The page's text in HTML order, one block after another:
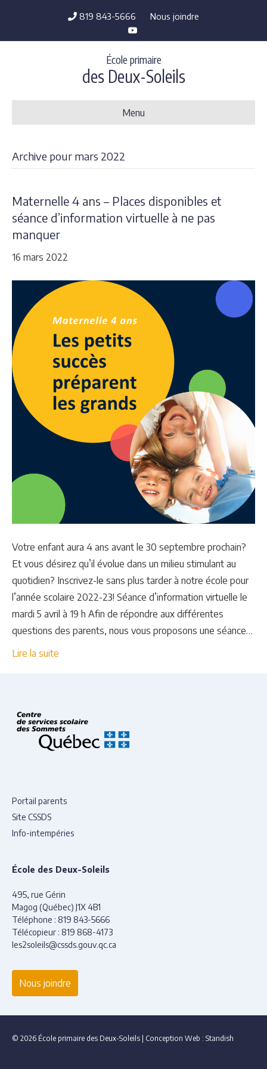
819 843-5666
Nous joindre
Y
o
u
u
e
École primaire
des Deux-Soleils
Menu
Archive pour mars 2022
Maternelle 4 ans – Places disponibles et
séance d’information virtuelle à ne pas
manquer
16 mars 2022
Votre enfant aura 4 ans avant le 30 septembre prochain?
Et vous désirez qu’il évolue dans un milieu stimulant au
quotidien? Inscrivez-le sans plus tarder à notre école pour
l’année scolaire 2022-23! Séance d’information virtuelle le
mardi 5 avril à 19 h Afin de répondre aux différentes
questions des parents, nous vous proposons une séance…
Lire la suite
Portail parents
Site CSSDS
Info-intempéries
École des Deux-Soleils
495, rue Gérin
Magog (Québec) J1X 4B1
Téléphone : 819 843-5666
Télécopieur : 819 868-4173
les2soleils@cssds.gouv.qc.ca
Nous joindre
© 2026 École primaire des Deux-Soleils Conception Web : Standish